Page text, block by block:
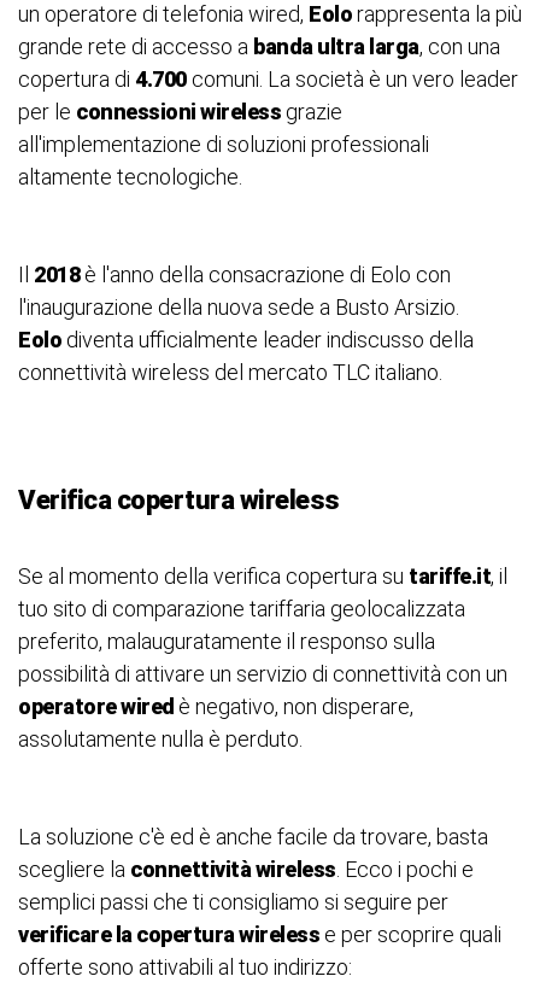
un operatore di telefonia wired, Eolorappresenta la più
grande rete di accesso a banda ultra larga, con una
copertura di 4.700comuni. La società è un vero leader
per le connessioni wireless grazie
all'implementazione di soluzioni professionali
altamente tecnologiche.
Il 2018è l'anno della consacrazione di Eolo con
l'inaugurazione della nuova sede a Busto Arsizio.
Eolo diventa ufficialmente leader indiscusso della
connettività wireless del mercato TLC italiano.
Verifica copertura wireless
Se al momento della verifica copertura su tariffe.it, il
tuo sito di comparazione tariffaria geolocalizzata
preferito, malauguratamente il responso sulla
possibilità di attivare un servizio di connettività con un
operatore wired è negativo, non disperare,
assolutamente nulla è perduto.
La soluzione c'è ed è anche facile da trovare, basta
scegliere la connettività wireless. Ecco i pochi e
semplici passi che ti consigliamo si seguire per
verificare la copertura wireless e per scoprire quali
offerte sono attivabili al tuo indirizzo: